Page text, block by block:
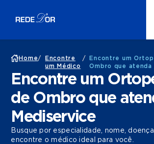
Home/
Encontre
um Médico
/
Encontre um
Ombro que atenda
Encontre um
de Ombro que
Mediservice
Busque por especialidade, nome,
encontre o médico ideal para você.